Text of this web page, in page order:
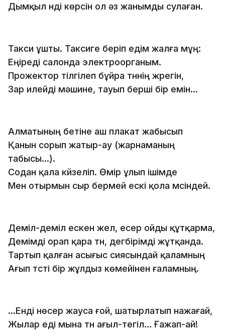
Дымқыл үндi көрсiн ол әз жанымды сулаған.
Такси ұшты. Таксиге берiп едiм жалға мұң:
Еңiредi салонда электроорганым.
Прожектор тiлгiлеп бұйра түннiң жүрегiн,
Зар илейдi мәшине, тауып бершi бiр емiн...
Алматының бетiне аш плакат жабысып
Қанын сорып жатыр-ау (жарнаманың
табысы...).
Содан қала күйзелiп. Өмiр ұлып iшiмде
Мен отырмын сыр бермей ескi қола мүсiндей.
Демiл-демiл ескен жел, есер ойды құтқарма,
Демiмдi орап қара түн, дегбiрiмдi жұтқанда.
Тартып қалған асығыс сиясындай қаламның
Ағып түстi бiр жұлдыз көмейiнен ғаламның.
...Ендi нөсер жауса ғой, шатырлатып нажағай,
Жылар едi мына түн ағыл-тегiл... Ғажап-ай!